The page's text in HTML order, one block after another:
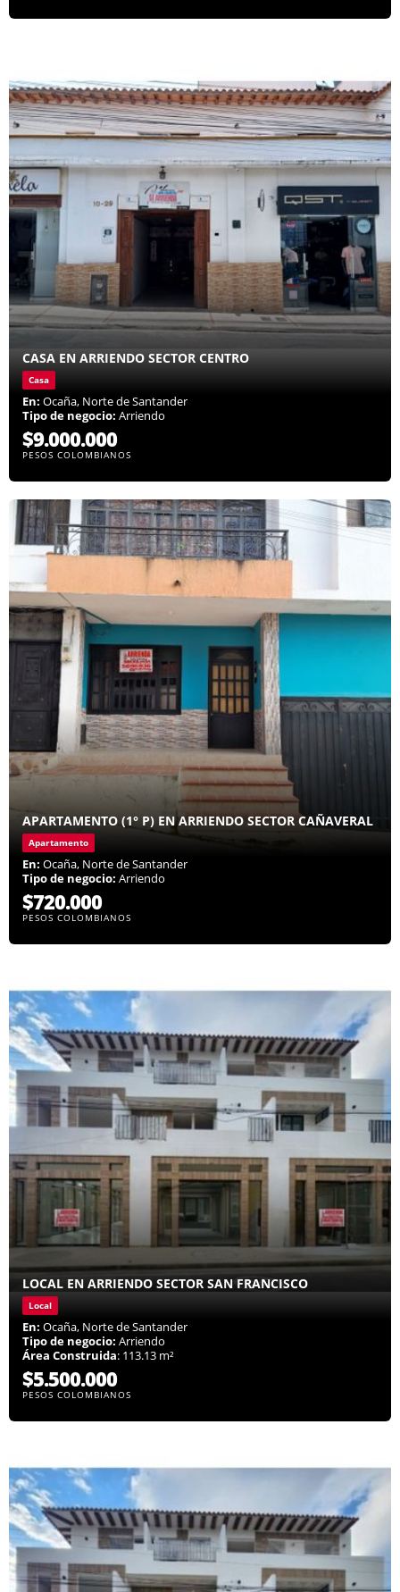
CASA EN ARRIENDO SECTOR CENTRO
Casa
En: Ocaña, Norte de Santander
Tipo de negocio: Arriendo
$9.000.000
PESOS COLOMBIANOS
APARTAMENTO (1° P) EN ARRIENDO SECTOR CAÑAVERAL
Apartamento
En: Ocaña, Norte de Santander
Tipo de negocio: Arriendo
$720.000
PESOS COLOMBIANOS
LOCAL EN ARRIENDO SECTOR SAN FRANCISCO
Local
En: Ocaña, Norte de Santander
Tipo de negocio: Arriendo
Área Construida: 113.13 m²
$5.500.000
PESOS COLOMBIANOS